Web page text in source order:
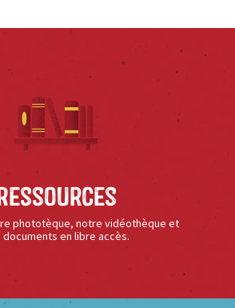
phototèque, notre vidéothèque et
documents en libre accès.